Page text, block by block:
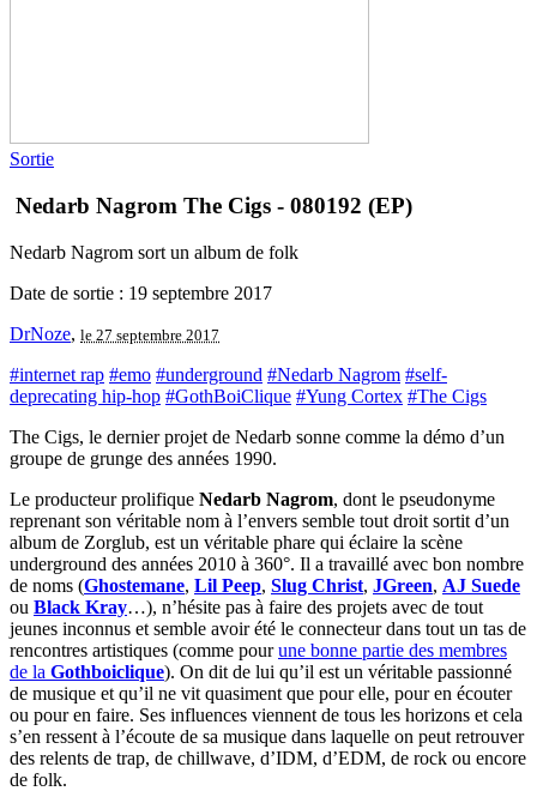
Sortie
Nedarb Nagrom The Cigs - 080192 (EP)
Nedarb Nagrom sort un album de folk
Date de sortie : 19 septembre 2017
DrNoze, le 27 septembre 2017
#internet rap #emo #underground #Nedarb Nagrom #self-
deprecating hip-hop #GothBoiClique #Yung Cortex #The Cigs
The Cigs, le dernier projet de Nedarb sonne comme la démo d’un
groupe de grunge des années 1990.
Le producteur prolifique Nedarb Nagrom, dont le pseudonyme
reprenant son véritable nom à l’envers semble tout droit sortit d’un
album de Zorglub, est un véritable phare qui éclaire la scène
underground des années 2010 à 360°. Il a travaillé avec bon nombre
de noms (Ghostemane, Lil Peep, Slug Christ, JGreen, AJ Suede
ou Black Kray…), n’hésite pas à faire des projets avec de tout
jeunes inconnus et semble avoir été le connecteur dans tout un tas de
rencontres artistiques (comme pourune bonne partie des membres
de la Gothboiclique). On dit de lui qu’il est un véritable passionné
de musique et qu’il ne vit quasiment que pour elle, pour en écouter
ou pour en faire. Ses influences viennent de tous les horizons et cela
s’en ressent à l’écoute de sa musique dans laquelle on peut retrouver
des relents de trap, de chillwave, d’IDM, d’EDM, de rock ou encore
de folk.